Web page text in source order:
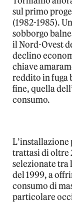
sulprimo
(1982-1985).
sobborgo
il Nord-Ovest
declino
chiave
reddito infuga
fine, quella
consumo.
L’installazione
trattasi dioltre
selezionate tra
del 1999, a
consumo di
particolare